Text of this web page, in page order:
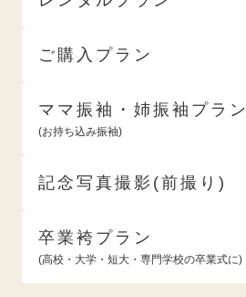
ご購入プラン
ママ振袖・姉振袖プラン
(お持ち込み振袖)
記念写真撮影(前撮り)
卒業袴プラン
(高校・大学・短大・専門学校の卒業式に)